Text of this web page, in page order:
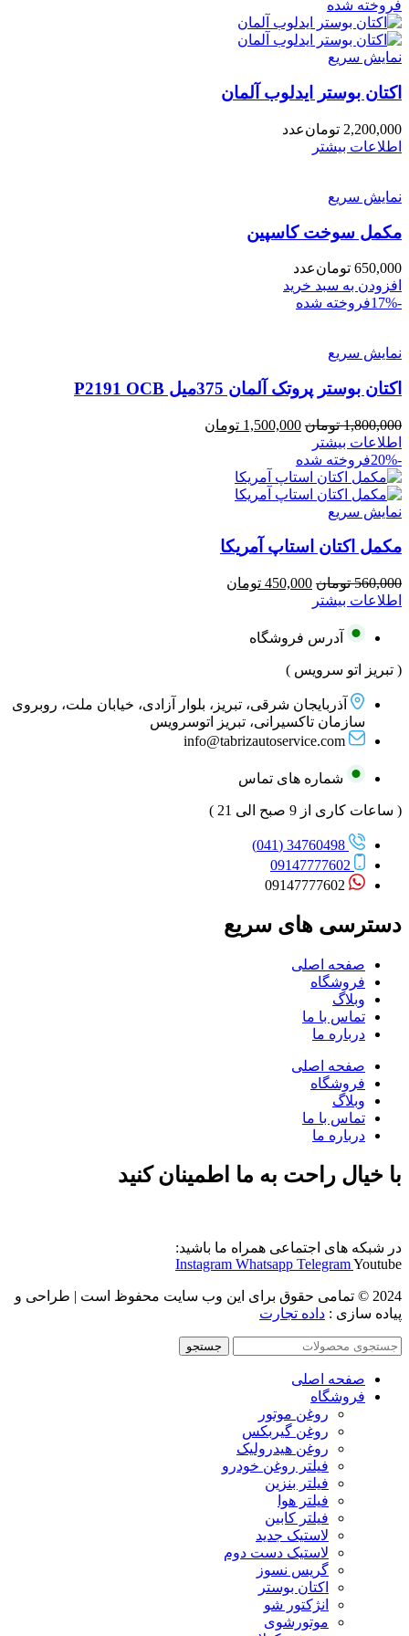
فروخته شده
نمایش سریع
اکتان بوستر ایدلوب آلمان
2,200,000 تومانعدد
اطلاعات بیشتر
نمایش سریع
مکمل سوخت کاسپین
650,000 تومانعدد
افزودن به سبد خرید
-17%
فروخته شده
نمایش سریع
اکتان بوستر پروتک آلمان 375میل P2191 OCB
1,800,000 تومان قیمت
بود.
1,500,000 تومان
اطلاعات بیشتر
-20%
فروخته شده
نمایش سریع
مکمل اکتان استاپ آمریکا
560,000 تومان قیمت
بود.
450,000 تومان
اطلاعات بیشتر
آدرس فروشگاه
( تبریز اتو سرویس )
آذربایجان شرقی، تبریز، بلوار آزادی، خیابان ملت، روبروی
سازمان تاکسیرانی، تبریز اتوسرویس
info@tabrizautoservice.com
شماره های تماس
( ساعات کاری از 9 صبح الی 21 )
34760498 (041)
09147777602
09147777602
دسترسی های سریع
صفحه اصلی
فروشگاه
وبلاگ
تماس با ما
درباره ما
صفحه اصلی
فروشگاه
وبلاگ
تماس با ما
درباره ما
با خیال راحت به ما اطمینان کنید
در شبکه های اجتماعی همراه ما باشید:
Instagram Whatsapp TelegramYoutube
2024 © تمامی حقوق برای این وب سایت محفوظ است | طراحی و
پیاده سازی : داده تجارت
جستجو
صفحه اصلی
فروشگاه
روغن موتور
روغن گیربکس
روغن هیدرولیک
فیلتر روغن خودرو
فیلتر بنزین
فیلتر هوا
فیلتر کابین
لاستیک جدید
لاستیک دست دوم
گریس نسوز
اکتان بوستر
انژکتور شو
موتورشوی